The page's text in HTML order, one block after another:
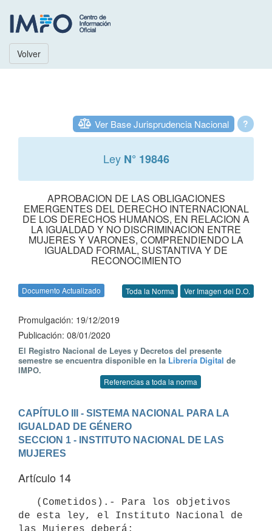
Volver
?
Ver Base Jurisprudencia Nacional
Ley N° 19846
APROBACION DE LAS OBLIGACIONES
EMERGENTES DEL DERECHO INTERNACIONAL
DE LOS DERECHOS HUMANOS, EN RELACION A
LA IGUALDAD Y NO DISCRIMINACION ENTRE
MUJERES Y VARONES, COMPRENDIENDO LA
IGUALDAD FORMAL, SUSTANTIVA Y DE
RECONOCIMIENTO
Documento Actualizado Toda la Norma Ver Imagen del D.O.
Promulgación: 19/12/2019
Publicación: 08/01/2020
El Registro Nacional de Leyes y Decretos del presente
semestre se encuentra disponible en la Librería Digital de
IMPO.
Referencias a toda la norma
CAPÍTULO III - SISTEMA NACIONAL PARA LA
IGUALDAD DE GÉNERO
SECCION 1 - INSTITUTO NACIONAL DE LAS
MUJERES
Artículo 14
de esta ley, el Instituto Nacional de